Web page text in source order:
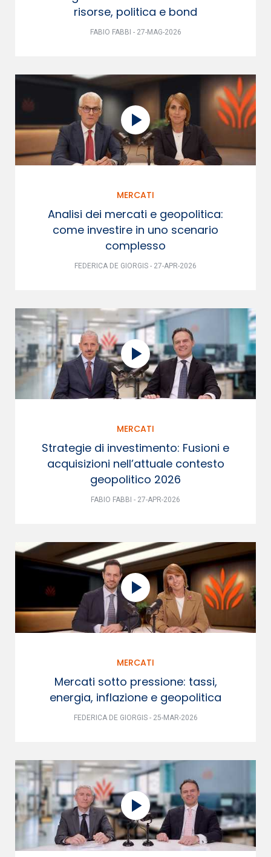
risorse, politica e bond
FABIO FABBI - 27-MAG-2026
MERCATI
Analisi dei mercati e geopolitica:
come investire in uno scenario
complesso
FEDERICA DE GIORGIS - 27-APR-2026
MERCATI
Strategie di investimento: Fusioni e
acquisizioni nell’attuale contesto
geopolitico 2026
FABIO FABBI - 27-APR-2026
MERCATI
Mercati sotto pressione: tassi,
energia, inflazione e geopolitica
FEDERICA DE GIORGIS - 25-MAR-2026